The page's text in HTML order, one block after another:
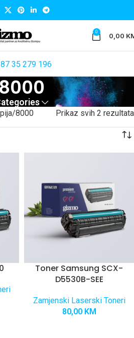
0 0,00
35 279 196
8000
8000 Prikaz svih 2 rezultata
Toner Samsung SCX-
D5530B-SEE
Zamjenski Laserski Toneri
80,00 KM